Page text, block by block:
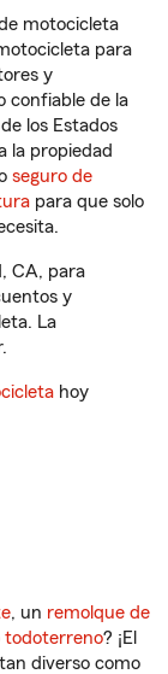
motocicleta
para
y
confiable de la
los Estados
la propiedad
seguro de
para que solo
CA, para
y
La
hoy
, un remolque de
todoterreno? ¡El
diverso como